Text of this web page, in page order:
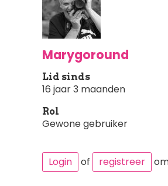
Marygoround
Lid sinds
16 jaar 3 maanden
Rol
Gewone gebruiker
Login of registreer